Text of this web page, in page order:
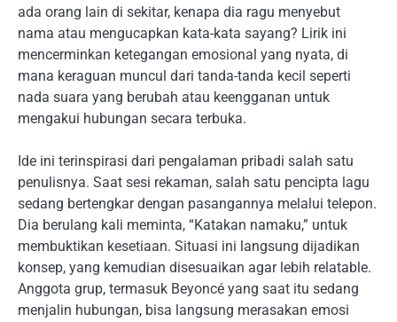
ada orang lain di sekitar, kenapa dia ragu menyebut
nama atau mengucapkan kata-kata sayang? Lirik ini
mencerminkan ketegangan emosional yang nyata, di
mana keraguan muncul dari tanda-tanda kecil seperti
nada suara yang berubah atau keengganan untuk
mengakui hubungan secara terbuka.
Ide ini terinspirasi dari pengalaman pribadi salah satu
penulisnya. Saat sesi rekaman, salah satu pencipta lagu
sedang bertengkar dengan pasangannya melalui telepon.
Dia berulang kali meminta, “Katakan namaku,” untuk
membuktikan kesetiaan. Situasi ini langsung dijadikan
konsep, yang kemudian disesuaikan agar lebih relatable.
Anggota grup, termasuk Beyoncé yang saat itu sedang
menjalin hubungan, bisa langsung merasakan emosi